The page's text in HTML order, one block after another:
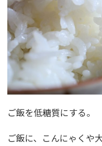
ご飯を低糖質にする。
ご飯に、こんにゃくや